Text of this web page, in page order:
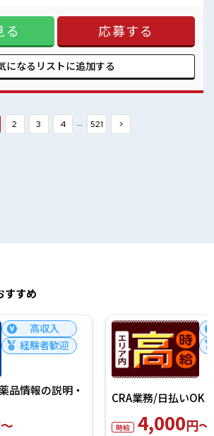
にもぴったり☆
日の服装の悩み解消♪ ≪未経験OKの仕事≫ 新しい
レンジするのは不安だけど、 しっかり働く環境が
す！ イチからスキルUP・ステップUP目指してい
！ ≪自分に合った期間で働ける≫ 福利厚生が整っ
■職場の雰囲気 キバツ過ぎなければ髪
は自由！ あなたの個性を大事にできます♪ 休憩時間
ッカー付き職場♪
る 応募する
になるリストに追加する
2 3 4 … 521 >
すすめ
高収入
経験者歓迎
品情報の説明・
CRA業務/日払いOK
時給 4,000円～